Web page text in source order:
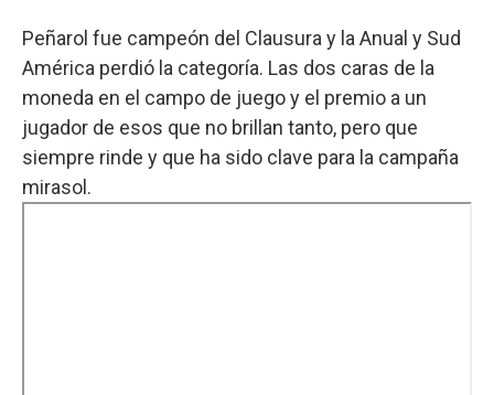
Peñarol fue campeón del Clausura y la Anual y Sud
América perdió la categoría. Las dos caras de la
moneda en el campo de juego y el premio a un
jugador de esos que no brillan tanto, pero que
siempre rinde y que ha sido clave para la campaña
mirasol.